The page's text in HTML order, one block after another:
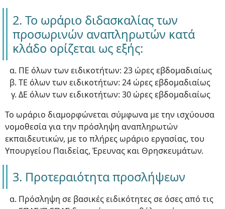
2. Το ωράριο διδασκαλίας των
προσωρινών αναπληρωτών κατά
κλάδο ορίζεται ως εξής:
ΠΕ όλων των ειδικοτήτων: 23 ώρες εβδομαδιαίως
ΤΕ όλων των ειδικοτήτων: 24 ώρες εβδομαδιαίως
ΔΕ όλων των ειδικοτήτων: 30 ώρες εβδομαδιαίως
Το ωράριο διαμορφώνεται σύμφωνα με την ισχύουσα
νομοθεσία για την πρόσληψη αναπληρωτών
εκπαιδευτικών, με το πλήρες ωράριο εργασίας, του
Υπουργείου Παιδείας, Έρευνας και Θρησκευμάτων.
3. Προτεραιότητα προσλήψεων
Πρόσληψη σε βασικές ειδικότητες σε όσες από τις